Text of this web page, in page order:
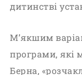
дитинстві
М’якшим
програми, які
Берна,